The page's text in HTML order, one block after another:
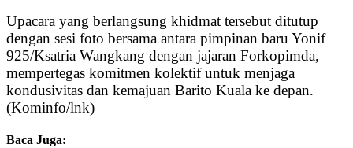
Upacara yang berlangsung khidmat tersebut ditutup
dengan sesi foto bersama antara pimpinan baru Yonif
925/Ksatria Wangkang dengan jajaran Forkopimda,
mempertegas komitmen kolektif untuk menjaga
kondusivitas dan kemajuan Barito Kuala ke depan.
(Kominfo/lnk)
Baca Juga: